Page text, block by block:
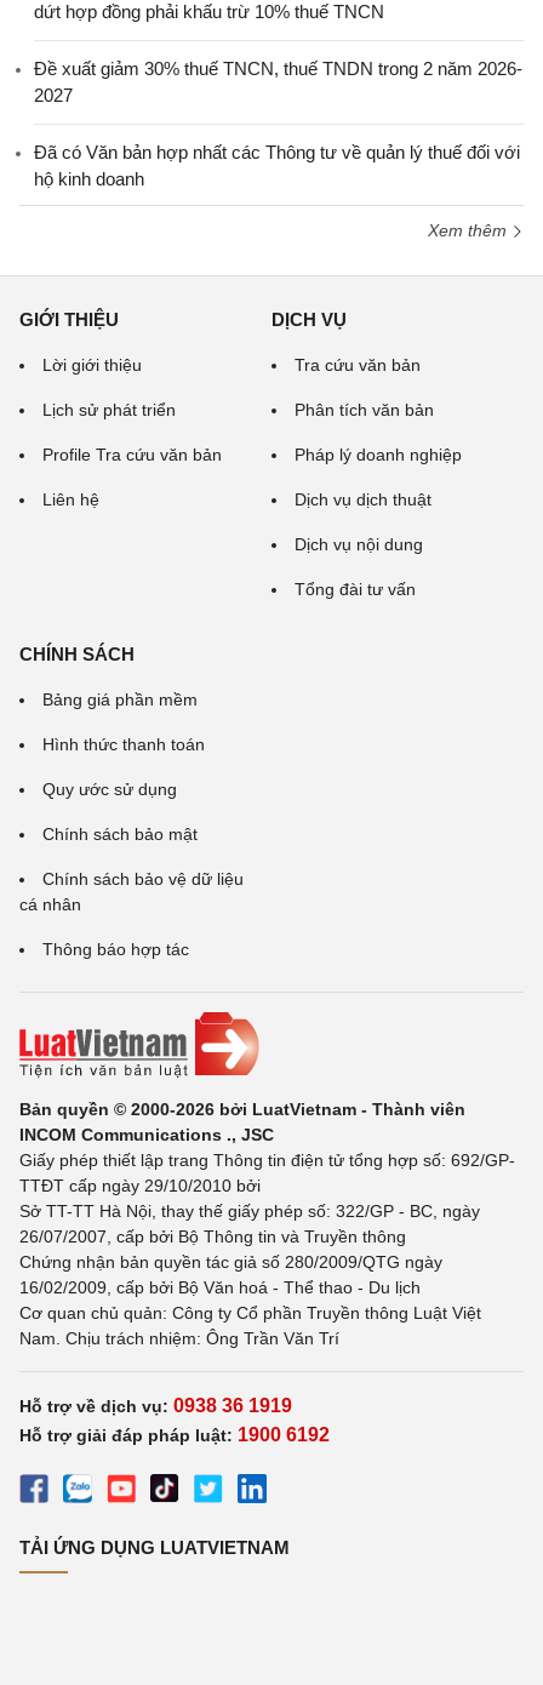
dứt hợp đồng phải khấu trừ 10% thuế TNCN
Đề xuất giảm 30% thuế TNCN, thuế TNDN trong 2 năm 2026-
2027
Đã có Văn bản hợp nhất các Thông tư về quản lý thuế đối với
hộ kinh doanh
Xem thêm
GIỚI THIỆU
Lời giới thiệu
Lịch sử phát triển
Profile Tra cứu văn bản
Liên hệ
DỊCH VỤ
Tra cứu văn bản
Phân tích văn bản
Pháp lý doanh nghiệp
Dịch vụ dịch thuật
Dịch vụ nội dung
Tổng đài tư vấn
CHÍNH SÁCH
Bảng giá phần mềm
Hình thức thanh toán
Quy ước sử dụng
Chính sách bảo mật
Chính sách bảo vệ dữ liệu
cá nhân
Thông báo hợp tác
Bản quyền © 2000-2026 bởi LuatVietnam - Thành viên
INCOM Communications ., JSC
Giấy phép thiết lập trang Thông tin điện tử tổng hợp số: 692/GP-
TTĐT cấp ngày 29/10/2010 bởi
Sở TT-TT Hà Nội, thay thế giấy phép số: 322/GP - BC, ngày
26/07/2007, cấp bởi Bộ Thông tin và Truyền thông
Chứng nhận bản quyền tác giả số 280/2009/QTG ngày
16/02/2009, cấp bởi Bộ Văn hoá - Thể thao - Du lịch
Cơ quan chủ quản: Công ty Cổ phần Truyền thông Luật Việt
Nam. Chịu trách nhiệm: Ông Trần Văn Trí
Hỗ trợ về dịch vụ: 0938 36 1919
Hỗ trợ giải đáp pháp luật: 1900 6192
TẢI ỨNG DỤNG LUATVIETNAM